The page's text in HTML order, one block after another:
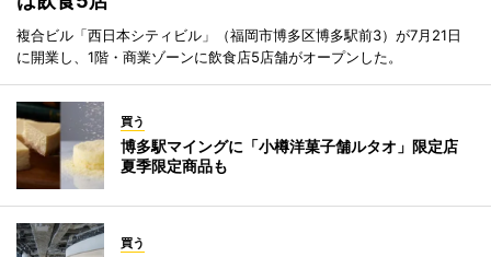
複合ビル「西日本シティビル」（福岡市博多区博多駅前3）が7月21日
に開業し、1階・商業ゾーンに飲食店5店舗がオープンした。
買う
博多駅マイングに「小樽洋菓子舗ルタオ」限定店
夏季限定商品も
買う